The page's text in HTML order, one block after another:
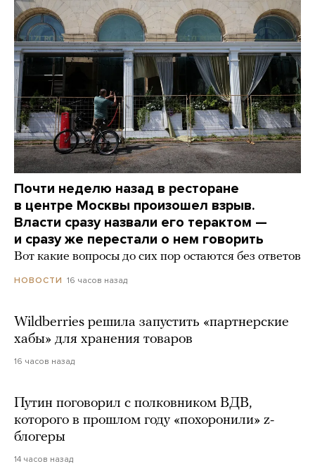
Почти неделю назад в ресторане
в центре Москвы произошел взрыв.
Власти сразу назвали его терактом —
и сразу же перестали о нем говорить
Вот какие вопросы до сих пор остаются без ответов
НОВОСТИ 16 часов назад
Wildberries решила запустить «партнерские
хабы» для хранения товаров
16 часов назад
Путин поговорил с полковником ВДВ,
которого в прошлом году «похоронили» z-
блогеры
14 часов назад